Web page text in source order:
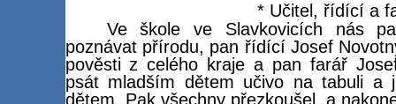
* Učitel, řídící a
Ve škole ve Slavkovicích nás
poznávat přírodu, pan řídící Josef
pověsti z celého kraje a pan farář
psát mladším dětem učivo na tabuli a
dětem. Pak všechny přezkoušel, a